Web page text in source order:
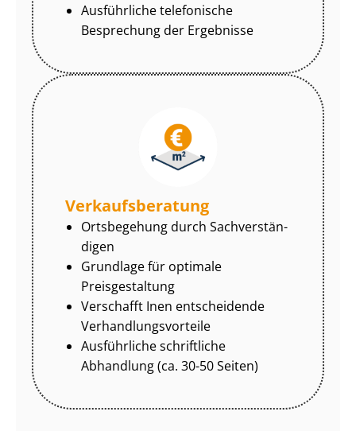
Ausführliche telefonische
Besprechung der Ergebnisse
Ver­kaufs­be­ra­tung
Ortsbegehung durch Sach­ver­stän­
di­gen
Grundlage für optimale
Preisgestaltung
Verschafft Inen entscheidende
Ver­hand­lungs­vor­tei­le
Ausführliche schriftliche
Abhandlung (ca. 30-50 Seiten)